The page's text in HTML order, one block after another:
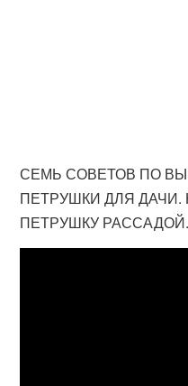
СЕМЬ СОВЕТОВ ПО
ПЕТРУШКИ ДЛЯ ДАЧИ.
ПЕТРУШКУ РАССАДОЙ.